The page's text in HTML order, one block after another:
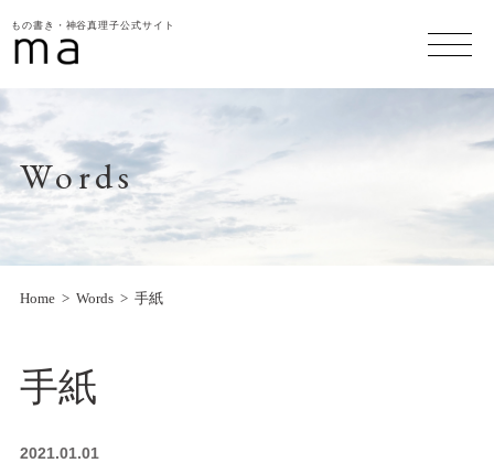
もの書き・神谷真理子公式サイト
Words
Home Words 手紙
手紙
2021.01.01